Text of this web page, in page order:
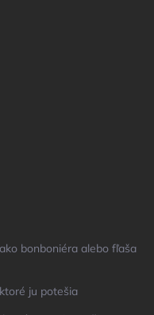
bonboniéra alebo fľaša
ju potešia